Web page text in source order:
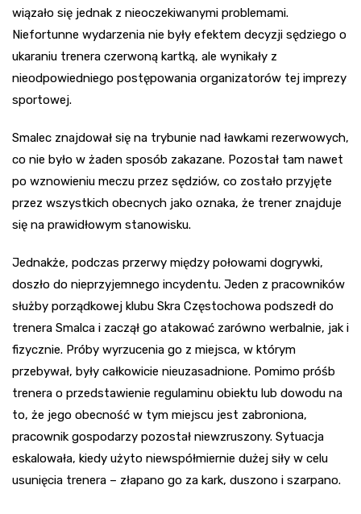
wiązało się jednak z nieoczekiwanymi problemami.
Niefortunne wydarzenia nie były efektem decyzji sędziego o
ukaraniu trenera czerwoną kartką, ale wynikały z
nieodpowiedniego postępowania organizatorów tej imprezy
sportowej.
Smalec znajdował się na trybunie nad ławkami rezerwowych,
co nie było w żaden sposób zakazane. Pozostał tam nawet
po wznowieniu meczu przez sędziów, co zostało przyjęte
przez wszystkich obecnych jako oznaka, że trener znajduje
się na prawidłowym stanowisku.
Jednakże, podczas przerwy między połowami dogrywki,
doszło do nieprzyjemnego incydentu. Jeden z pracowników
służby porządkowej klubu Skra Częstochowa podszedł do
trenera Smalca i zaczął go atakować zarówno werbalnie, jak i
fizycznie. Próby wyrzucenia go z miejsca, w którym
przebywał, były całkowicie nieuzasadnione. Pomimo próśb
trenera o przedstawienie regulaminu obiektu lub dowodu na
to, że jego obecność w tym miejscu jest zabroniona,
pracownik gospodarzy pozostał niewzruszony. Sytuacja
eskalowała, kiedy użyto niewspółmiernie dużej siły w celu
usunięcia trenera – złapano go za kark, duszono i szarpano.